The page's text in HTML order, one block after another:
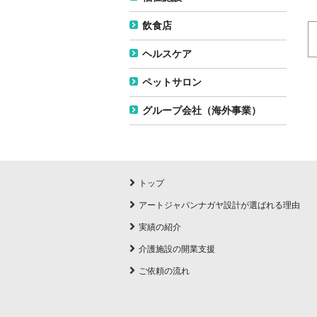
飲食店
ヘルスケア
ペットサロン
グループ会社（海外事業）
トップ
アートジャパンナガヤ設計が選ばれる理由
実績の紹介
介護施設の開業支援
ご依頼の流れ